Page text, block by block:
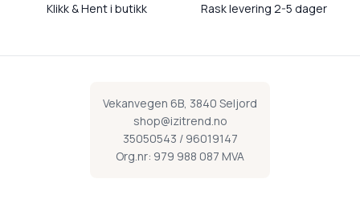
Klikk & Hent i butikk Rask levering 2-5 dager
Vekanvegen 6B, 3840 Seljord
shop@izitrend.no
35050543 / 96019147
Org.nr: 979 988 087 MVA